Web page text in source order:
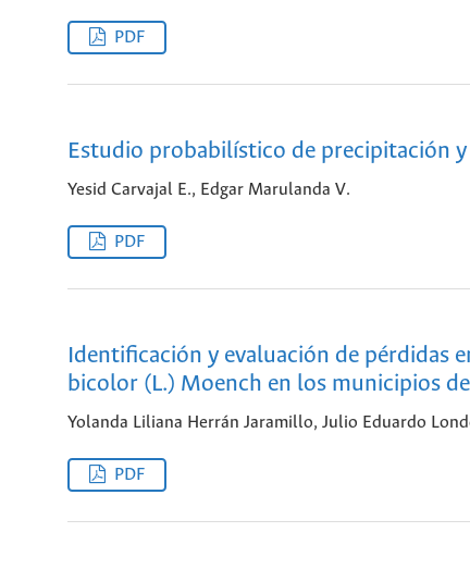
PDF
Estudio probabilístico de precipitación
Yesid Carvajal E., Edgar Marulanda V.
PDF
Identificación y evaluación de pérdidas
bicolor (L.) Moench en los municipios
Yolanda Liliana Herrán Jaramillo, Julio Eduardo
PDF